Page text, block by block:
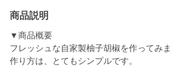
商品説明
▼商品概要
フレッシュな自家製柚子胡椒を作ってみま
作り方は、とてもシンプルです。